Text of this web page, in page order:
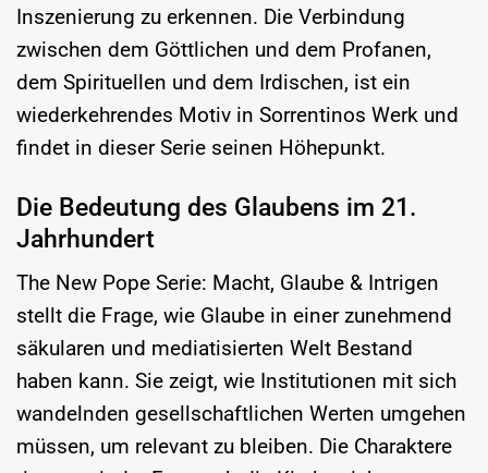
Inszenierung zu erkennen. Die Verbindung
zwischen dem Göttlichen und dem Profanen,
dem Spirituellen und dem Irdischen, ist ein
wiederkehrendes Motiv in Sorrentinos Werk und
findet in dieser Serie seinen Höhepunkt.
Die Bedeutung des Glaubens im 21.
Jahrhundert
The New Pope Serie: Macht, Glaube & Intrigen
stellt die Frage, wie Glaube in einer zunehmend
säkularen und mediatisierten Welt Bestand
haben kann. Sie zeigt, wie Institutionen mit sich
wandelnden gesellschaftlichen Werten umgehen
müssen, um relevant zu bleiben. Die Charaktere